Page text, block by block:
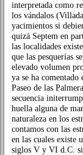
interpretada como
los vándalos
yacimientos si
quizá Septem en
las localidades
que las pesquerías
elevado volumen
ya se ha
Paseo de las
secuencia
huella alguna de
naturaleza en los
contamos con las
en las cuales existe
siglos V y VI d.C.